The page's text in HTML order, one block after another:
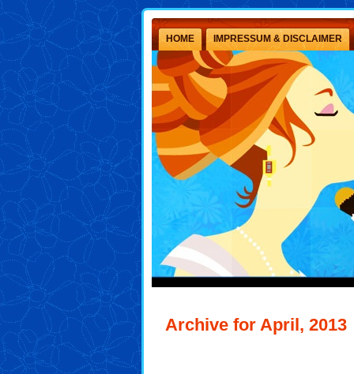
HOME IMPRESSUM & DISCLAIMER
Archive for April, 2013